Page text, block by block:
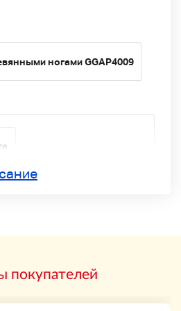
ногами GGAP4009
торги.
покупателей